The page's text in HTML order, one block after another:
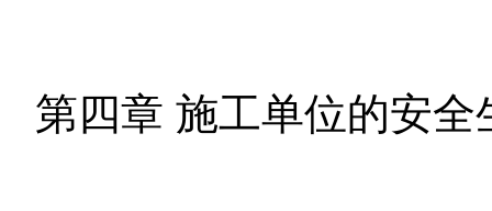
第四章 施工单位的安全